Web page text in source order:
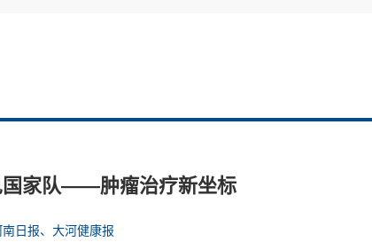
国家队——肿瘤治疗新坐标
南日报、大河健康报